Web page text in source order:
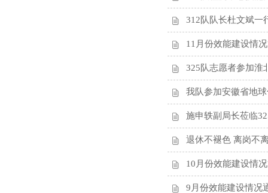
312队队长杜文斌一
11月份效能建设情
​325队志愿者参加淮
我队参加安徽省地
施申轶副局长莅临
退休不褪色 离岗不
10月份效能建设情
9月份效能建设情况